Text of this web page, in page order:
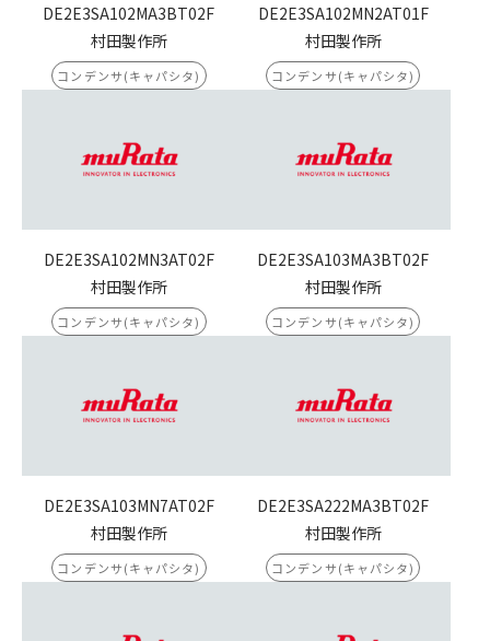
DE2E3SA102MA3BT02F
村田製作所
コンデンサ(キャパシタ)
DE2E3SA102MN2AT01F
村田製作所
コンデンサ(キャパシタ)
DE2E3SA102MN3AT02F
村田製作所
コンデンサ(キャパシタ)
DE2E3SA103MA3BT02F
村田製作所
コンデンサ(キャパシタ)
DE2E3SA103MN7AT02F
村田製作所
コンデンサ(キャパシタ)
DE2E3SA222MA3BT02F
村田製作所
コンデンサ(キャパシタ)